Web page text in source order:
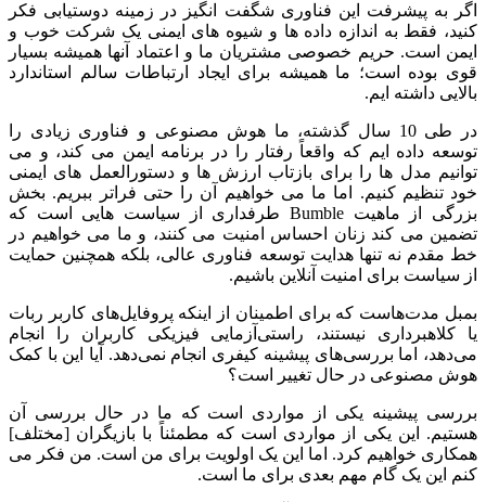
اگر به پیشرفت این فناوری شگفت انگیز در زمینه دوستیابی فکر
کنید، فقط به اندازه داده ها و شیوه های ایمنی یک شرکت خوب و
ایمن است. حریم خصوصی مشتریان ما و اعتماد آنها همیشه بسیار
قوی بوده است؛ ما همیشه برای ایجاد ارتباطات سالم استاندارد
بالایی داشته ایم.
در طی 10 سال گذشته، ما هوش مصنوعی و فناوری زیادی را
توسعه داده ایم که واقعاً رفتار را در برنامه ایمن می کند، و می
توانیم مدل ها را برای بازتاب ارزش ها و دستورالعمل های ایمنی
خود تنظیم کنیم. اما ما می خواهیم آن را حتی فراتر ببریم. بخش
بزرگی از ماهیت Bumble طرفداری از سیاست هایی است که
تضمین می کند زنان احساس امنیت می کنند، و ما می خواهیم در
خط مقدم نه تنها هدایت توسعه فناوری عالی، بلکه همچنین حمایت
از سیاست برای امنیت آنلاین باشیم.
بمبل مدت‌هاست که برای اطمینان از اینکه پروفایل‌های کاربر ربات
یا کلاهبرداری نیستند، راستی‌آزمایی فیزیکی کاربران را انجام
می‌دهد، اما بررسی‌های پیشینه کیفری انجام نمی‌دهد. آیا این با کمک
هوش مصنوعی در حال تغییر است؟
بررسی پیشینه یکی از مواردی است که ما در حال بررسی آن
هستیم. این یکی از مواردی است که مطمئناً با بازیگران [مختلف]
همکاری خواهیم کرد. اما این یک اولویت برای من است. من فکر می
کنم این یک گام مهم بعدی برای ما است.